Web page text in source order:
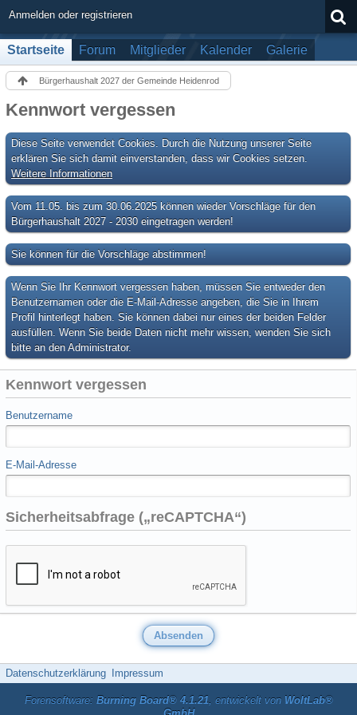
Anmelden oder registrieren
Startseite Forum Mitglieder Kalender Galerie
Bürgerhaushalt 2027 der Gemeinde Heidenrod
Kennwort vergessen
Diese Seite verwendet Cookies. Durch die Nutzung unserer Seite
erklären Sie sich damit einverstanden, dass wir Cookies setzen.
Weitere Informationen
Vom 11.05. bis zum 30.06.2025 können wieder Vorschläge für den
Bürgerhaushalt 2027 - 2030 eingetragen werden!
Sie können für die Vorschläge abstimmen!
Wenn Sie Ihr Kennwort vergessen haben, müssen Sie entweder den
Benutzernamen oder die E-Mail-Adresse angeben, die Sie in Ihrem
Profil hinterlegt haben. Sie können dabei nur eines der beiden Felder
ausfüllen. Wenn Sie beide Daten nicht mehr wissen, wenden Sie sich
bitte an den Administrator.
Kennwort vergessen
Benutzername
E-Mail-Adresse
Sicherheitsabfrage („reCAPTCHA“)
Datenschutzerklärung Impressum
Forensoftware: Burning Board® 4.1.21, entwickelt von WoltLab®